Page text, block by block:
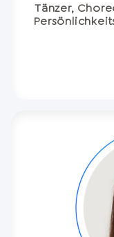
Tänzer,